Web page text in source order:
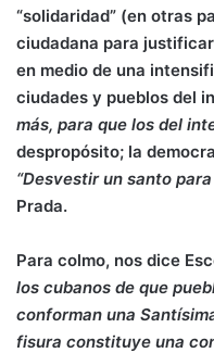
“solidaridad” (en otras
ciudadana para
en medio de una
ciudades y pueblos del
más, para que los del
despropósito; la
“Desvestir un santo
Prada.
Para colmo, nos dice
los cubanos de que
conforman una
fisura constituye una